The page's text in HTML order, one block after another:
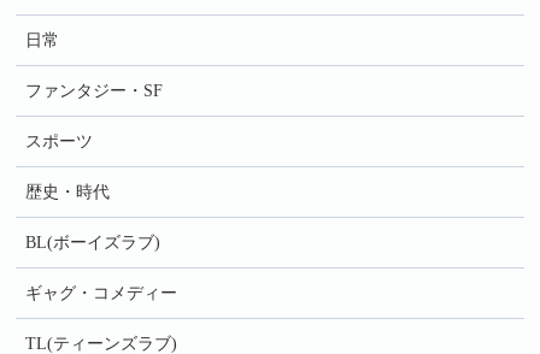
日常
ファンタジー・SF
スポーツ
歴史・時代
BL(ボーイズラブ)
ギャグ・コメディー
TL(ティーンズラブ)